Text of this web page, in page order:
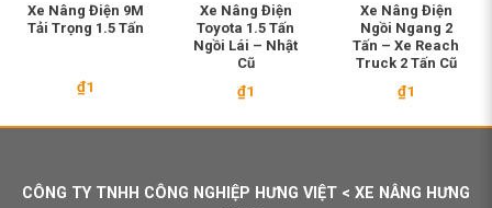
Xe Nâng Điện 9M
Tải Trọng 1.5 Tấn
₫1
Xe Nâng Điện
Toyota 1.5 Tấn
Ngồi Lái – Nhật
Cũ
₫1
Xe Nâng Điện
Ngồi Ngang 2
Tấn – Xe Reach
Truck 2 Tấn Cũ
₫1
CÔNG TY TNHH CÔNG NGHIỆP HƯNG VIỆT < XE NÂNG HƯNG